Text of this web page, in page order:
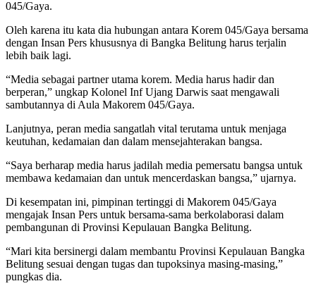
045/Gaya.
Oleh karena itu kata dia hubungan antara Korem 045/Gaya bersama
dengan Insan Pers khususnya di Bangka Belitung harus terjalin
lebih baik lagi.
“Media sebagai partner utama korem. Media harus hadir dan
berperan,” ungkap Kolonel Inf Ujang Darwis saat mengawali
sambutannya di Aula Makorem 045/Gaya.
Lanjutnya, peran media sangatlah vital terutama untuk menjaga
keutuhan, kedamaian dan dalam mensejahterakan bangsa.
“Saya berharap media harus jadilah media pemersatu bangsa untuk
membawa kedamaian dan untuk mencerdaskan bangsa,” ujarnya.
Di kesempatan ini, pimpinan tertinggi di Makorem 045/Gaya
mengajak Insan Pers untuk bersama-sama berkolaborasi dalam
pembangunan di Provinsi Kepulauan Bangka Belitung.
“Mari kita bersinergi dalam membantu Provinsi Kepulauan Bangka
Belitung sesuai dengan tugas dan tupoksinya masing-masing,”
pungkas dia.